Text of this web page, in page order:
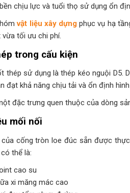
chịu lực và tuổi thọ sử dụng ổn
vật liệu xây dựng phục vụ hạ
vừa tối ưu chi phí.
trong cấu kiện
thép sử dụng là thép kéo nguội D5.
đạt khả năng chịu tải và ổn định
đặc trưng quen thuộc của dòng
mối nối
cống tròn loe đúc sẵn được
thể là:
cao su
xi măng mác cao